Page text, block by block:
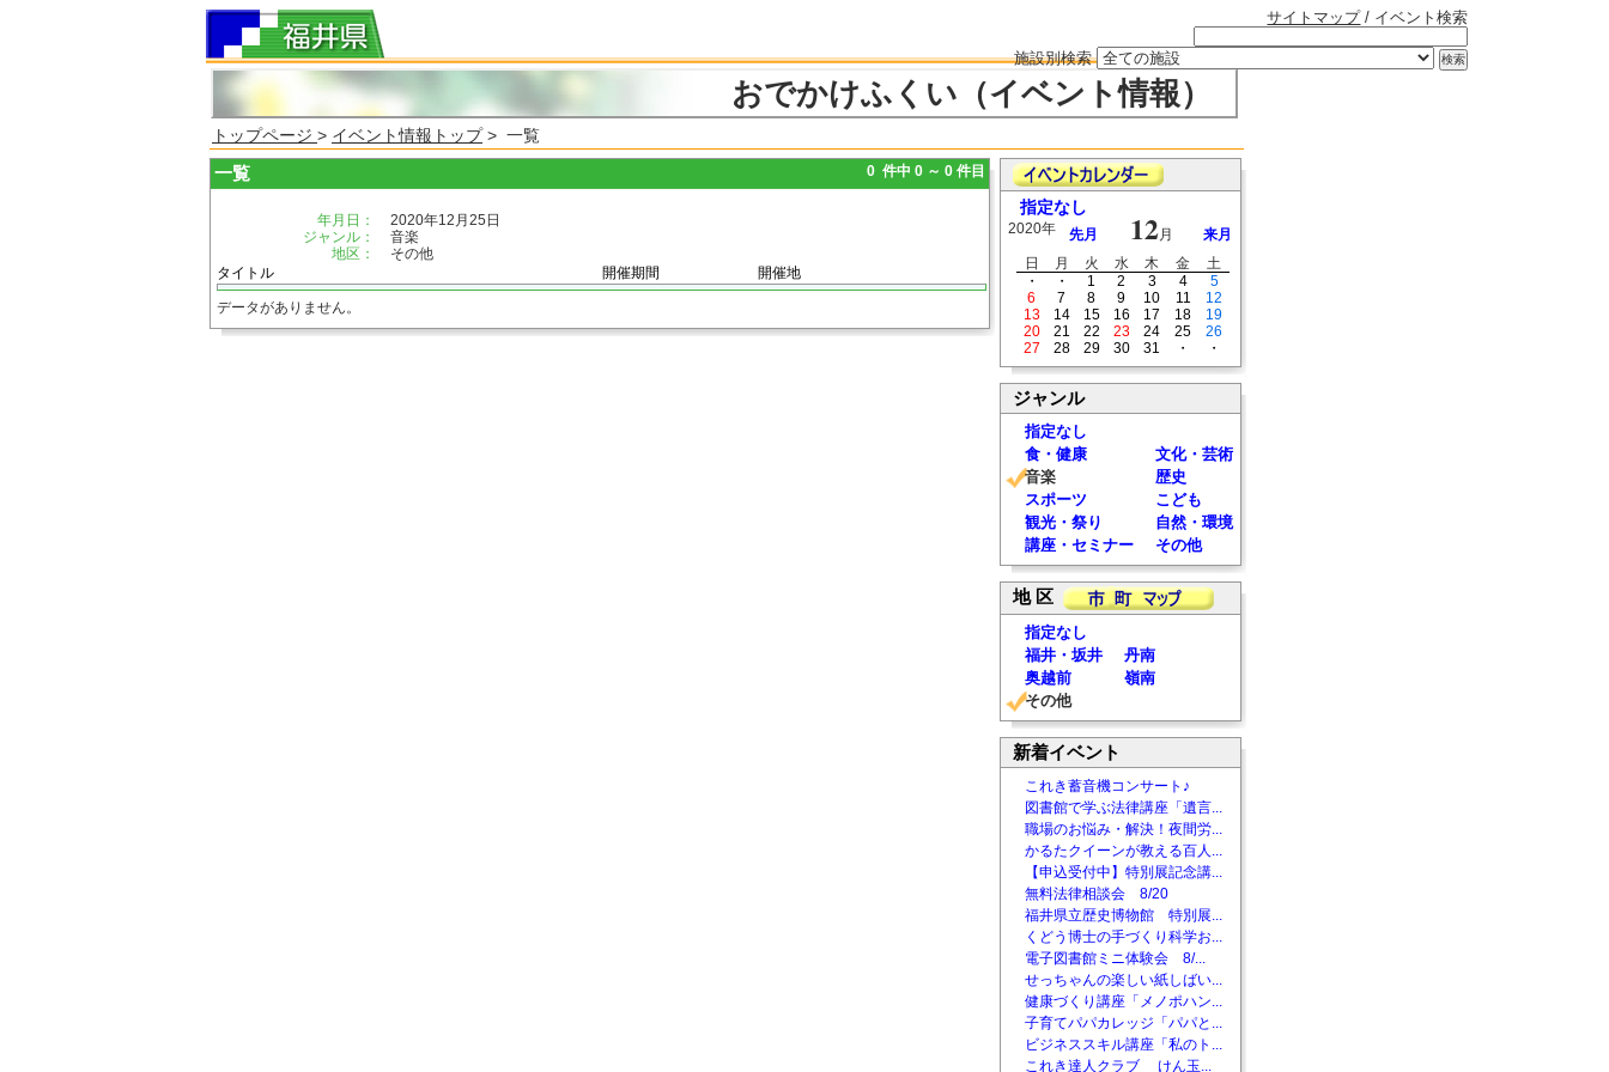
サイトマップ/ イベント検索
施設別検索
おでかけふくい（イベント情報）
トップページ > イベント情報トップ> 一覧
一覧 0 件中 0 ～ 0 件目
年月日：
2020年12月25日
ジャンル：
音楽
地区：
その他
タイトル
開催期間 開催地
データがありません。
指定なし
2020年 先月 12月
来月
日
月 火 水 木 金
土
・
・ 1 2 3 4
5
6
7 8 9 10 11
12
13
14 15 16 17 18
19
20
21 22 23 24 25
26
27
28 29 30 31 ・ ・
ジャンル
指定なし
食・健康
文化・芸術
音楽
歴史
スポーツ
こども
観光・祭り
自然・環境
講座・セミナー
その他
地 区
指定なし
福井・坂井
丹南
奥越前
嶺南
その他
新着イベント
これき蓄音機コンサート♪
図書館で学ぶ法律講座「遺言...
職場のお悩み・解決！夜間労...
かるたクイーンが教える百人...
【申込受付中】特別展記念講...
無料法律相談会 8/20
福井県立歴史博物館 特別展...
くどう博士の手づくり科学お...
電子図書館ミニ体験会 8/...
せっちゃんの楽しい紙しばい...
健康づくり講座「メノポハン...
子育てパパカレッジ「パパと...
ビジネススキル講座「私のト...
これき達人クラブ けん玉...